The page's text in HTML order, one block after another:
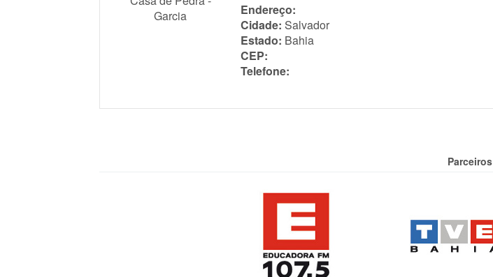
Endereço:
Cidade: Salvador
Estado: Bahia
CEP:
Telefone:
Parceiros